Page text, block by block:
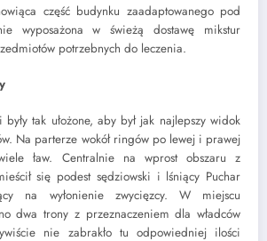
część budynku zaadaptowanego pod
wyposażona w świeżą dostawę mikstur
potrzebnych do leczenia.
tak ułożone, aby był jak najlepszy widok
Na parterze wokół ringów po lewej i prawej
ław. Centralnie na wprost obszaru z
się podest sędziowski i lśniący Puchar
na wyłonienie zwycięzcy. W miejscu
dwa trony z przeznaczeniem dla władców
nie zabrakło tu odpowiedniej ilości